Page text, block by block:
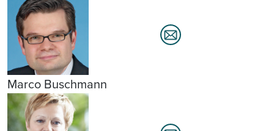
Marco Buschmann